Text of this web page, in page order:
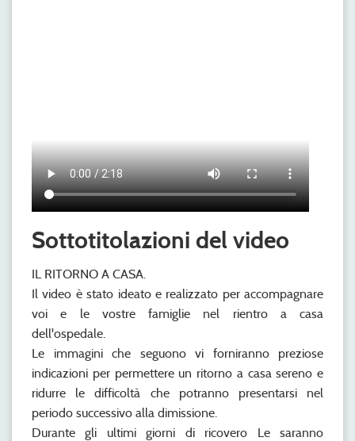
Sottotitolazioni del video
IL RITORNO A CASA.
Il video è stato ideato e realizzato per accompagnare
voi e le vostre famiglie nel rientro a casa
dell'ospedale.
Le immagini che seguono vi forniranno preziose
indicazioni per permettere un ritorno a casa sereno e
ridurre le difficoltà che potranno presentarsi nel
periodo successivo alla dimissione.
Durante gli ultimi giorni di ricovero Le saranno